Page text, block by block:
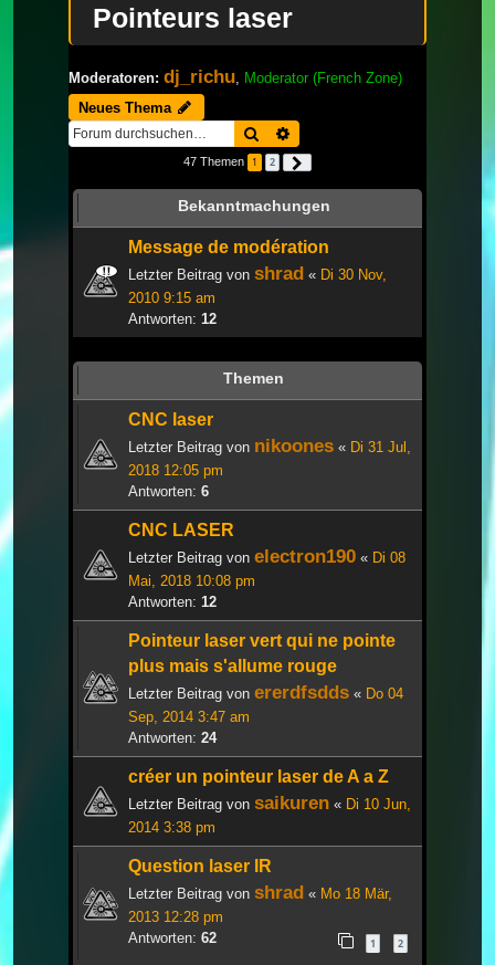
Pointeurs laser
Moderatoren: dj_richu Moderator (French Zone)
Neues Thema
Suche
47 Themen 1 2
Bekanntmachungen
Message de modération
Letzter Beitrag von shrad « Di 30 Nov,
2010 9:15 am
Antworten: 12
Themen
CNC laser
Letzter Beitrag von nikoones « Di 31 Jul,
2018 12:05 pm
Antworten: 6
CNC LASER
Letzter Beitrag von electron190 « Di 08
Mai, 2018 10:08 pm
Antworten: 12
Pointeur laser vert qui ne pointe
plus mais s'allume rouge
Letzter Beitrag von ererdfsdds « Do 04
Sep, 2014 3:47 am
Antworten: 24
créer un pointeur laser de A a Z
Letzter Beitrag von saikuren « Di 10 Jun,
2014 3:38 pm
Question laser IR
Letzter Beitrag von shrad « Mo 18 Mär,
2013 12:28 pm
Antworten: 62 1 2